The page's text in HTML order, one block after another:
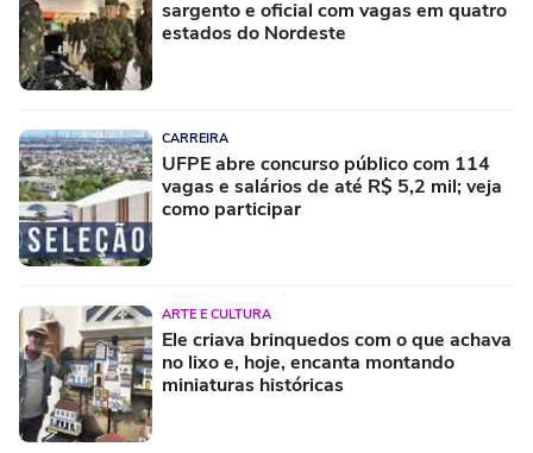
sargento e oficial com vagas em quatro
estados do Nordeste
CARREIRA
UFPE abre concurso público com 114
vagas e salários de até R$ 5,2 mil; veja
como participar
ARTE E CULTURA
Ele criava brinquedos com o que achava
no lixo e, hoje, encanta montando
miniaturas históricas